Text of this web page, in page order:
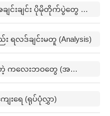
“တိုင်းရင်းသား လက်နက်ကိုင်အချင်းချင်း ပိုမိုတိုက်ပွဲတွေ ဖြစ်ပွားမှုတွေက မြေရှားနဲ့ ပတ်သက်ပြီးတော့ ထိပ်တိုက်များလာတယ်”
လဒ်ချင်းမတူ (Analysis)
ဝမ်းရေးကြောင့် ပျောက်ဆုံးနေတဲ့ ကလေးဘဝတွေ (အတွေးအမြင်)
ေးရေ (ရုပ်ပုံလွှာ)